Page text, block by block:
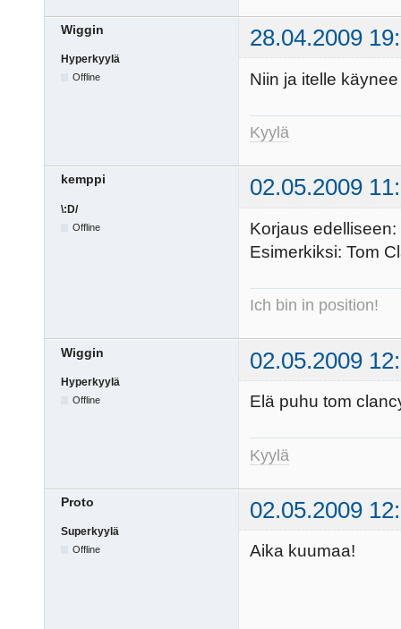
Wiggin 28.04.2009
Hyperkyylä
Offline Niin ja itelle
Kyylä
kemppi 02.05.2009
\:D/
Offline
Korjaus
Esimerkiksi: Tom
Ich bin in position!
Wiggin 02.05.2009
Hyperkyylä
Offline Elä puhu tom
Kyylä
Proto 02.05.2009
Superkyylä
Offline Aika kuumaa!